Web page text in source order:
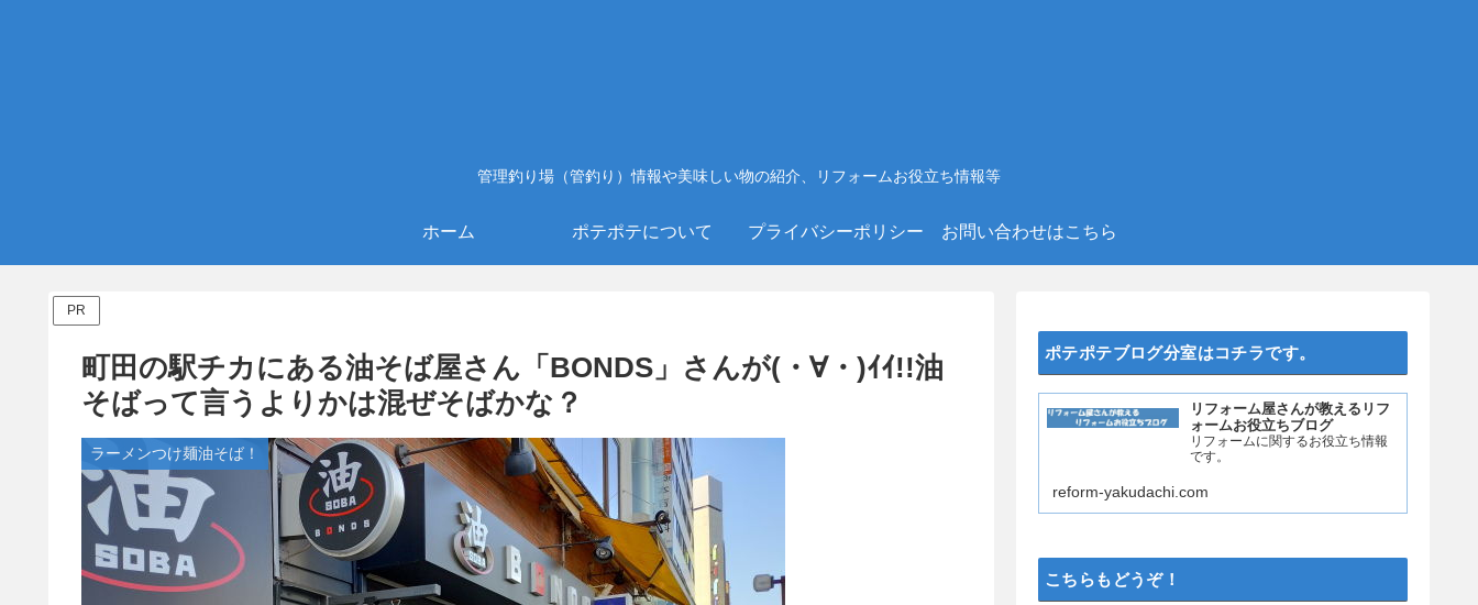
管理釣り場（管釣り）情報や美味しい物の紹介、リフォームお役立ち情報等
ホーム ポテポテについて プライバシーポリシー お問い合わせはこちら
PR
町田の駅チカにある油そば屋さん「BONDS」さんが(・∀・)ｲｲ!!油
そばって言うよりかは混ぜそばかな？
ラーメンつけ麺油そば！
ポテポテブログ分室はコチラです。
リフォーム屋さんが教えるリフ
ォームお役立ちブログ
リフォームに関するお役立ち情報
です。
reform-yakudachi.com
こちらもどうぞ！